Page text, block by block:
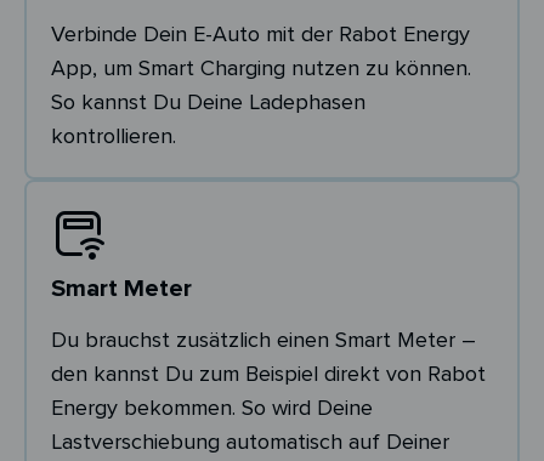
Verbinde Dein E-Auto mit der Rabot Energy
App, um Smart Charging nutzen zu können.
So kannst Du Deine Ladephasen
kontrollieren.
Smart Meter
Du brauchst zusätzlich einen Smart Meter –
den kannst Du zum Beispiel direkt von Rabot
Energy bekommen. So wird Deine
Lastverschiebung automatisch auf Deiner